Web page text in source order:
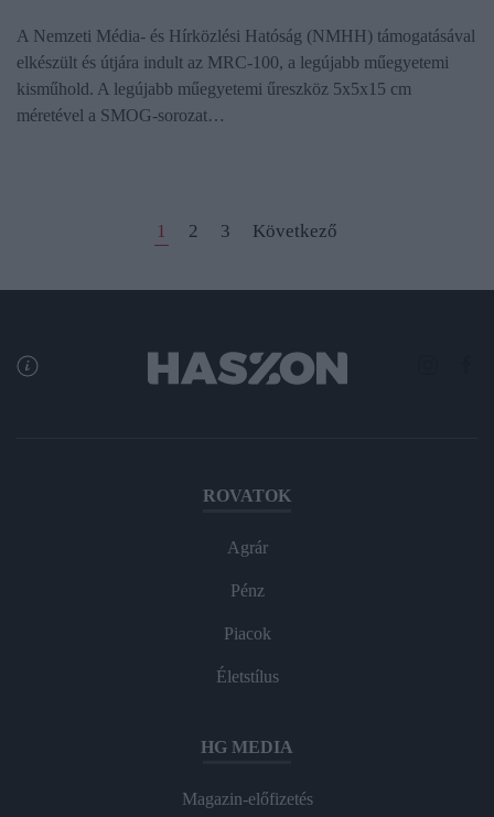
A Nemzeti Média- és Hírközlési Hatóság (NMHH) támogatásával
elkészült és útjára indult az MRC-100, a legújabb műegyetemi
kisműhold. A legújabb műegyetemi űreszköz 5x5x15 cm
méretével a SMOG-sorozat…
1 2 3 Következő
ROVATOK
Agrár
Pénz
Piacok
Életstílus
HG MEDIA
Magazin-előfizetés